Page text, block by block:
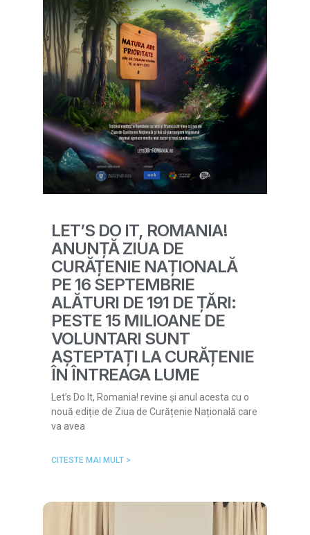
LET’S DO IT, ROMANIA!
ANUNȚĂ ZIUA DE
CURĂȚENIE NAȚIONALĂ
PE 16 SEPTEMBRIE
ALĂTURI DE 191 DE ȚĂRI:
PESTE 15 MILIOANE DE
VOLUNTARI SUNT
AȘTEPTAȚI LA CURĂȚENIE
ÎN ÎNTREAGA LUME
Let’s Do It, Romania! revine și anul acesta cu o
nouă ediție de Ziua de Curățenie Națională care
va avea
CITESTE MAI MULT >